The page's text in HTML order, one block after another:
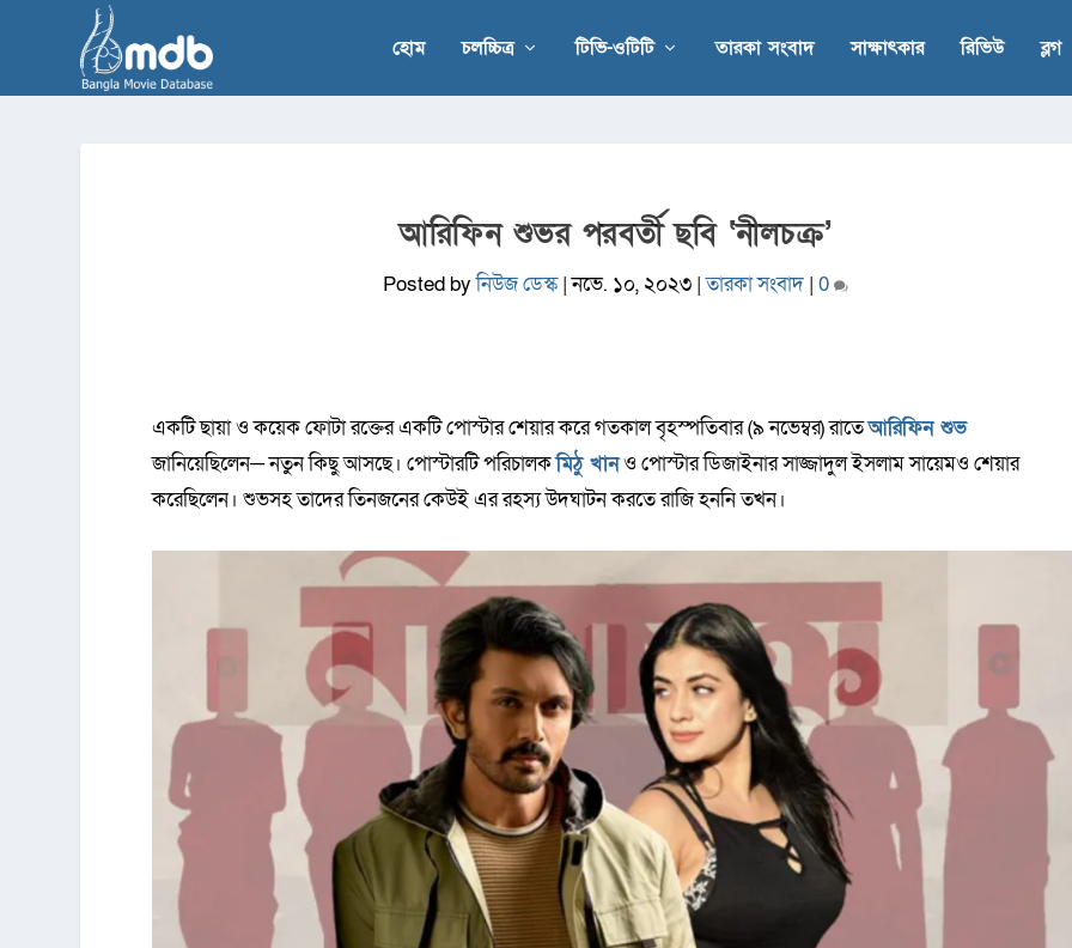
হোম চলচ্চিত্র টিভি-ওটিটি তারকা সংবাদ সাক্ষাৎকার রিভিউ ব্লগ
আরিফিন শুভর পরবর্তী ছবি ‘নীলচক্র’
Posted byনিউজ ডেস্ক|নভে. ১০, ২০২৩ |তারকা সংবাদ |0
একটি ছায়া ও কয়েক ফোটা রক্তের একটি পোস্টার শেয়ার করে গতকাল বৃহস্পতিবার (৯ নভেম্বর) রাতেআরিফিন শুভ
জানিয়েছিলেন─ নতুন কিছু আসছে। পোস্টারটি পরিচালকমিঠু খানও পোস্টার ডিজাইনার সাজ্জাদুল ইসলাম সায়েমও শেয়ার
করেছিলেন। শুভসহ তাদের তিনজনের কেউই এর রহস্য উদঘাটন করতে রাজি হননি তখন।